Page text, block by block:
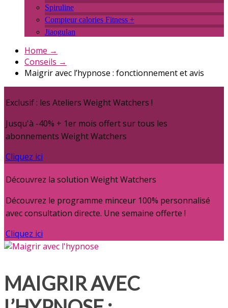
Spiruline
Compteur calories Fitness +
Jiaogulan
Home →
Conseils →
Maigrir avec l’hypnose : fonctionnement et avis
Exclusif : les Ateliers Weight Watchers !
Jusqu'à -40% + 1er mois offert sur tous les
abonnements Weight Watchers
Cliquez ici
Découvrez la solution Weight Watchers
Découvrez le programme minceur 100% personnalisé
avec consultation directe. Une semaine offerte !
Cliquez ici
MAIGRIR AVEC